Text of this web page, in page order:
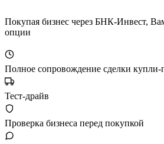
Покупая бизнес через БНК-Инвест,
опции
Полное сопровождение сделки купли-
Тест-драйв
Проверка бизнеса перед покупкой